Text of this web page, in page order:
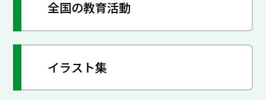
全国の教育活動
イラスト集